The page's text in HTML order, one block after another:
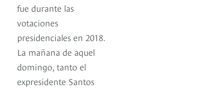
fue durante las
votaciones
presidenciales en 2018.
La mañana de aquel
domingo, tanto el
expresidente Santos